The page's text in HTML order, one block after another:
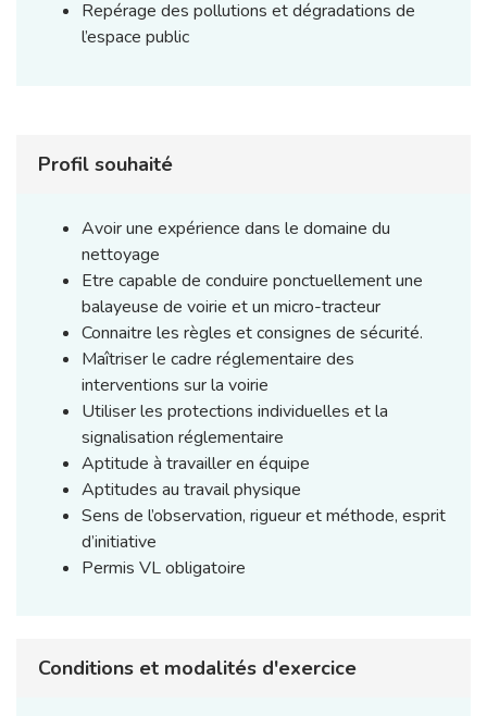
Repérage des pollutions et dégradations de
l’espace public
Profil souhaité
Avoir une expérience dans le domaine du
nettoyage
Etre capable de conduire ponctuellement une
balayeuse de voirie et un micro-tracteur
Connaitre les règles et consignes de sécurité.
Maîtriser le cadre réglementaire des
interventions sur la voirie
Utiliser les protections individuelles et la
signalisation réglementaire
Aptitude à travailler en équipe
Aptitudes au travail physique
Sens de l’observation, rigueur et méthode, esprit
d’initiative
Permis VL obligatoire
Conditions et modalités d'exercice